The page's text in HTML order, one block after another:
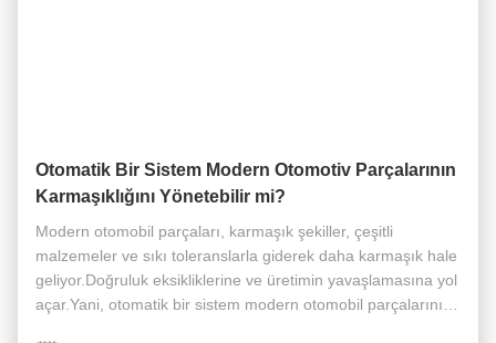
Otomatik Bir Sistem Modern Otomotiv Parçalarının
Karmaşıklığını Yönetebilir mi?
Modern otomobil parçaları, karmaşık şekiller, çeşitli
malzemeler ve sıkı toleranslarla giderek daha karmaşık hale
geliyor.Doğruluk eksikliklerine ve üretimin yavaşlamasına yol
açar.Yani, otomatik bir sistem modern otomobil parçalarının